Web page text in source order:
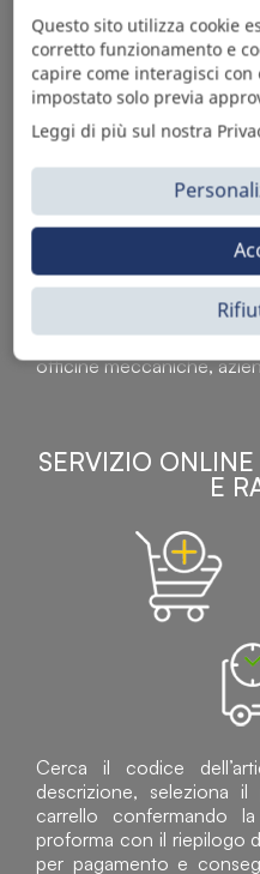
Sì Parts S.r.l. è leader
accessori per veicoli off-
il mondo per l’elevato
catalogo, attraverso
assortimento di articoli
officine meccaniche,
SERVIZIO
E
Cerca il codice
descrizione, seleziona
carrello confermando
proforma con il riepilogo
per pagamento e
Questo sito utilizza cookie
corretto funzionamento e
capire come interagisci
impostato solo previa
Leggi di più sul nostra